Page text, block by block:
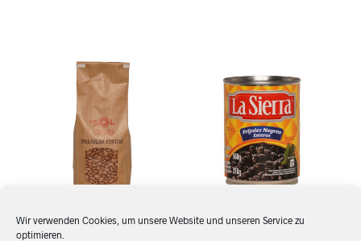
Wir verwenden Cookies, um unsere Website und unseren Service zu
optimieren.